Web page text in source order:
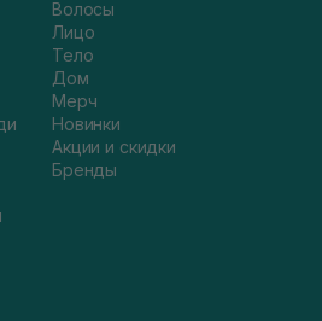
Волосы
Лицо
Тело
Дом
Мерч
Новинки
Акции и скидки
Бренды